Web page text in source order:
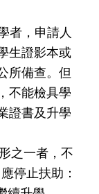
者，申請人
生證影本或
所備查。但
不能檢具學
證書及升學
一者，不
停止扶助：